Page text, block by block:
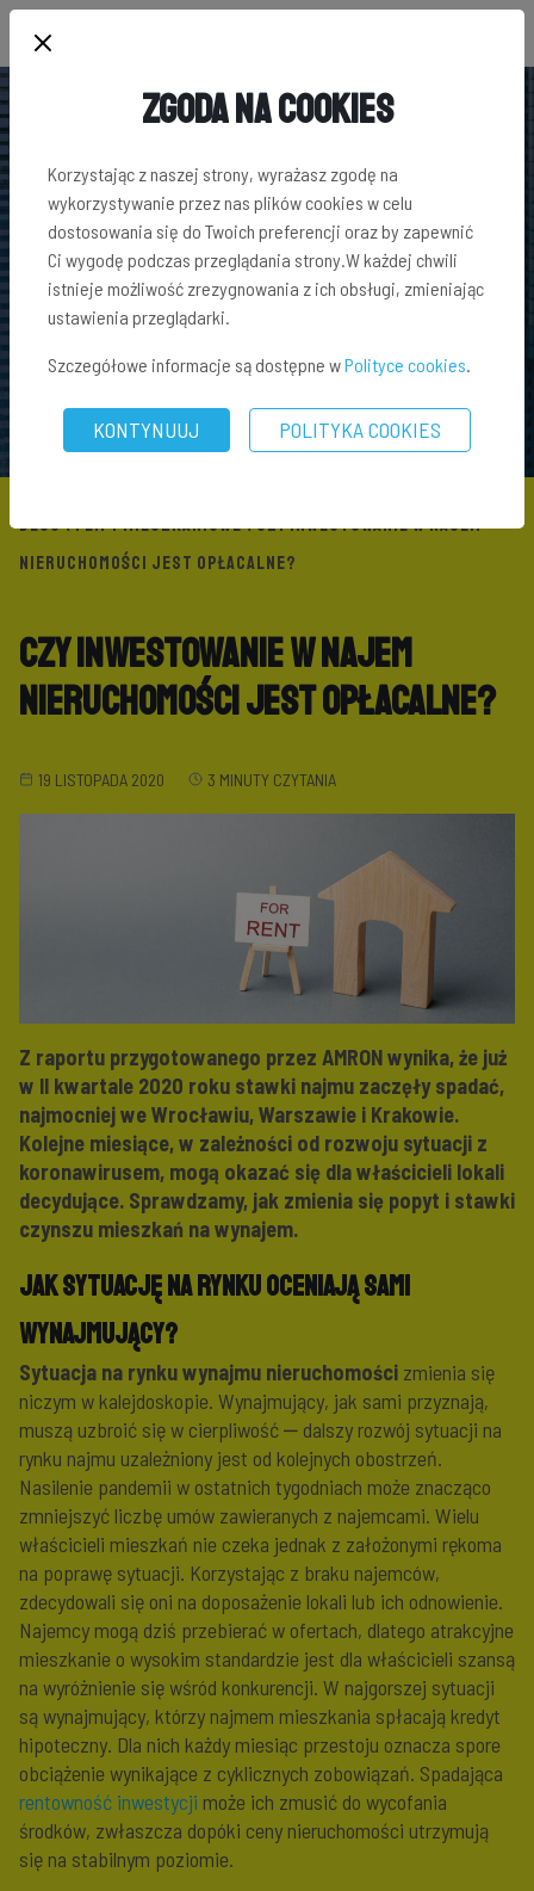
BLOG\FLIPY MIESZKANIOWE\ CZY INWESTOWANIE W NAJEM
NIERUCHOMOŚCI JEST OPŁACALNE?
Czy inwestowanie w najem
nieruchomości jest opłacalne?
19 LISTOPADA 2020 3 MINUTY CZYTANIA
Z raportu przygotowanego przez AMRON wynika, że już
w II kwartale 2020 roku stawki najmu zaczęły spadać,
najmocniej we Wrocławiu, Warszawie i Krakowie.
Kolejne miesiące, w zależności od rozwoju sytuacji z
koronawirusem, mogą okazać się dla właścicieli lokali
decydujące. Sprawdzamy, jak zmienia się popyt i stawki
czynszu mieszkań na wynajem.
Jak sytuację na rynku oceniają sami
wynajmujący?
Sytuacja na rynku wynajmu nieruchomości zmienia się
niczym w kalejdoskopie. Wynajmujący, jak sami przyznają,
muszą uzbroić się w cierpliwość ‒ dalszy rozwój sytuacji na
rynku najmu uzależniony jest od kolejnych obostrzeń.
Nasilenie pandemii w ostatnich tygodniach może znacząco
zmniejszyć liczbę umów zawieranych z najemcami. Wielu
właścicieli mieszkań nie czeka jednak z założonymi rękoma
na poprawę sytuacji. Korzystając z braku najemców,
zdecydowali się oni na doposażenie lokali lub ich odnowienie.
Najemcy mogą dziś przebierać w ofertach, dlatego atrakcyjne
mieszkanie o wysokim standardzie jest dla właścicieli szansą
na wyróżnienie się wśród konkurencji. W najgorszej sytuacji
są wynajmujący, którzy najmem mieszkania spłacają kredyt
hipoteczny. Dla nich każdy miesiąc przestoju oznacza spore
obciążenie wynikające z cyklicznych zobowiązań. Spadająca
rentowność inwestycji może ich zmusić do wycofania
środków, zwłaszcza dopóki ceny nieruchomości utrzymują
się na stabilnym poziomie.
Zgoda na Cookies
Korzystając z naszej strony, wyrażasz zgodę na
wykorzystywanie przez nas plików cookies w celu
dostosowania się do Twoich preferencji oraz by zapewnić
Ci wygodę podczas przeglądania strony.W każdej chwili
istnieje możliwość zrezygnowania z ich obsługi, zmieniając
ustawienia przeglądarki.
Szczegółowe informacje są dostępne wPolityce cookies.
KONTYNUUJ POLITYKA COOKIES